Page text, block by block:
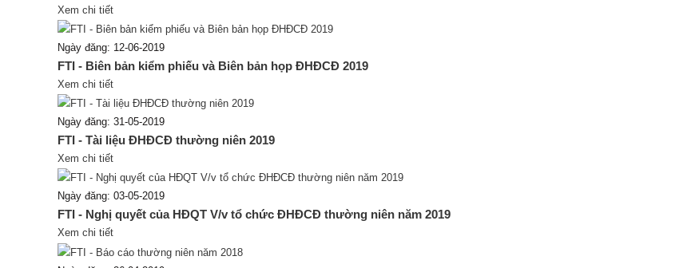
Xem chi tiết
Ngày đăng: 12-06-2019
FTI - Biên bản kiểm phiếu và Biên bản họp ĐHĐCĐ 2019
Xem chi tiết
Ngày đăng: 31-05-2019
FTI - Tài liệu ĐHĐCĐ thường niên 2019
Xem chi tiết
Ngày đăng: 03-05-2019
FTI - Nghị quyết của HĐQT V/v tổ chức ĐHĐCĐ thường niên năm 2019
Xem chi tiết